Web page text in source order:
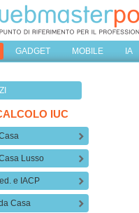
GADGET MOBILE IA
IUC
Lusso
e IACP
Casa